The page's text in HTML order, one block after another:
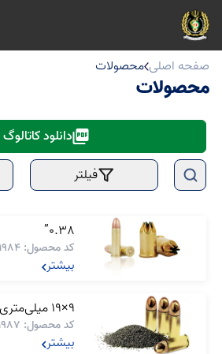
صفحه اصلی محصولات
محصولات
دانلود کاتالوگ
فیلتر
0.38”
کد محصول: 1984
بیشتر
9×19 میلی‌متری
کد محصول: 1987
بیشتر